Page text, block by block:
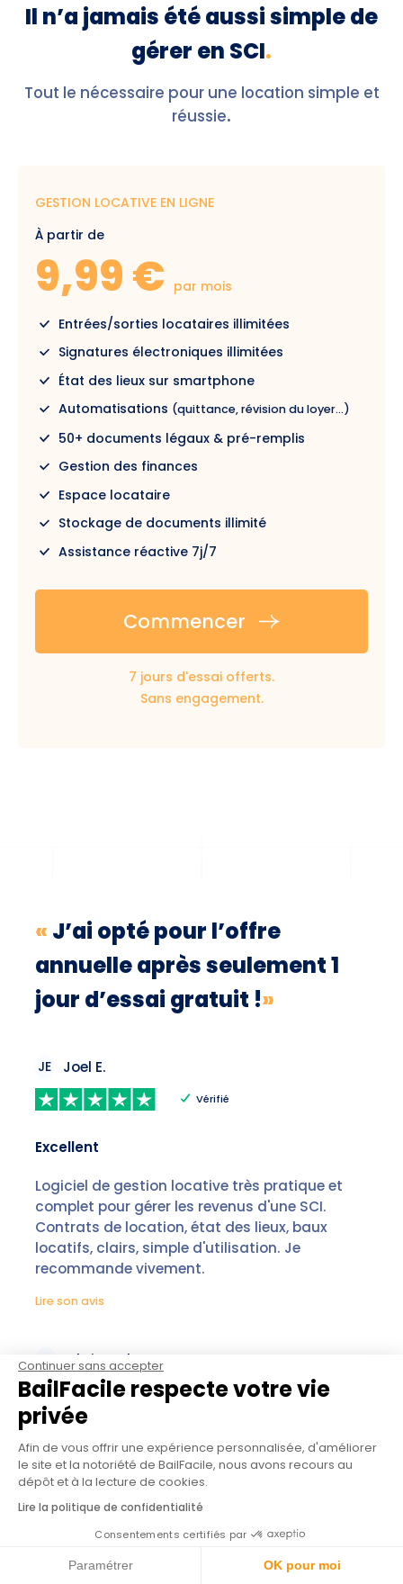
Il n’a jamais été aussi simple de
gérer en SCI.
Tout le nécessaire pour une location simple et
réussie.
GESTION LOCATIVE EN LIGNE
À partir de
9,99 € par mois
Entrées/sorties locataires illimitées
Signatures électroniques illimitées
État des lieux sur smartphone
Automatisations (quittance, révision du loyer...)
50+ documents légaux & pré-remplis
Gestion des finances
Espace locataire
Stockage de documents illimité
Assistance réactive 7j/7
Commencer
7 jours d'essai offerts.
Sans engagement.
« J’ai opté pour l’offre
annuelle après seulement 1
jour d’essai gratuit !»
JE Joel E.
Vérifié
Excellent
Logiciel de gestion locative très pratique et
complet pour gérer les revenus d'une SCI.
Contrats de location, état des lieux, baux
locatifs, clairs, simple d'utilisation. Je
recommande vivement.
Lire son avis
CF Christophe F.
Vérifié
Excellent
J'étais chez un grand nom de la gestion
locative pour mes appartements. Je les ai
différence d'environ 120€/mois. L'équipe est à
l'écoute de ses clients. Il n'y a aucun
Continuer sans accepter
BailFacile respecte votre vie
privée
Afin de vous offrir une expérience personnalisée, d'améliorer
le site et la notoriété de BailFacile, nous avons recours au
dépôt et à la lecture de cookies.
Lire la politique de confidentialité
Consentements certifiés par
Paramétrer OK pour moi